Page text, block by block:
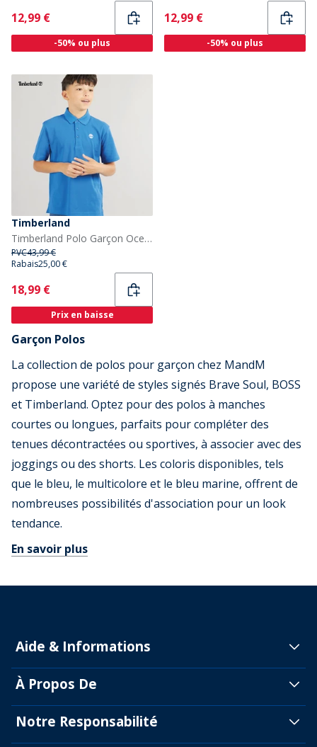
Current
12,99 €
-50% ou plus
Current
12,99 €
-50% ou plus
Timberland
Timberland Polo Garçon Oceania
PVC43,99 €
Rabais25,00 €
Current
18,99 €
Prix en baisse
Garçon Polos
La collection de polos pour garçon chez MandM
propose une variété de styles signés Brave Soul, BOSS
et Timberland. Optez pour des polos à manches
courtes ou longues, parfaits pour compléter des
tenues décontractées ou sportives, à associer avec des
joggings ou des shorts. Les coloris disponibles, tels
que le bleu, le multicolore et le bleu marine, offrent de
nombreuses possibilités d'association pour un look
tendance.
En savoir plus
Aide & Informations
À Propos De
Notre Responsabilité